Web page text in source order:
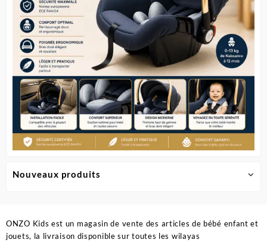
Nouveaux produits
page
du
produit
ONZO Kids est un magasin de vente des articles de bébé enfant et
jouets, la livraison disponible sur toutes les wilayas